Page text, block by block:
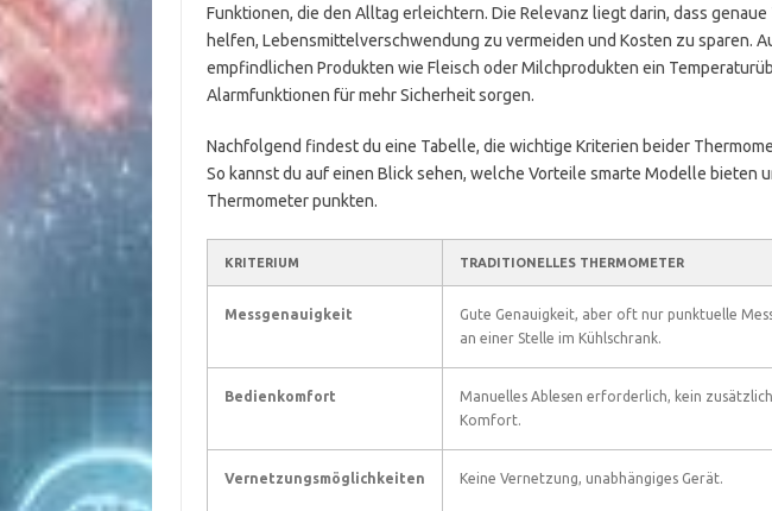
Funktionen, die den Alltag erleichtern. Die Relevanz liegt darin, dass
helfen, Lebensmittelverschwendung zu vermeiden und Kosten zu sparen.
empfindlichen Produkten wie Fleisch oder Milchprodukten ein
Alarmfunktionen für mehr Sicherheit sorgen.
Nachfolgend findest du eine Tabelle, die wichtige Kriterien beider
So kannst du auf einen Blick sehen, welche Vorteile smarte Modelle bieten
Thermometer punkten.
KRITERIUM TRADITIONELLES THERMOMETER
Messgenauigkeit
Gute Genauigkeit, aber oft nur punktuelle
an einer Stelle im Kühlschrank.
Bedienkomfort
Manuelles Ablesen erforderlich, kein
Komfort.
Vernetzungsmöglichkeiten Keine Vernetzung, unabhängiges Gerät.